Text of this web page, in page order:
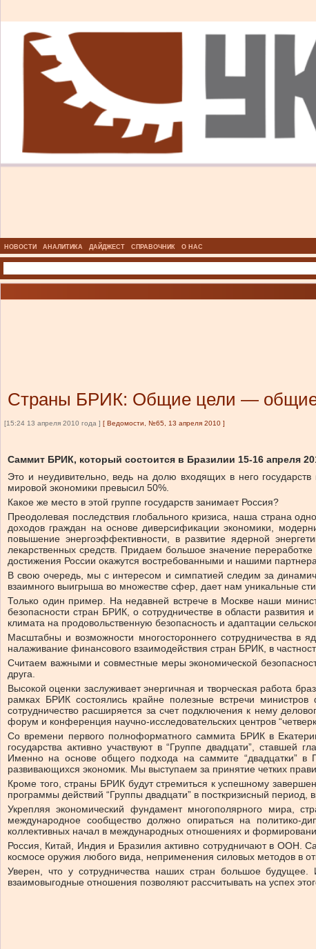
НОВОСТИ АНАЛИТИКА ДАЙДЖЕСТ СПРАВОЧНИК О НАС
Страны БРИК: Общие цели — общие
[15:24 13 апреля 2010 года ] [ Ведомости, №65, 13 апреля 2010 ]
Саммит БРИК, который состоится в Бразилии 15-16 апреля
Это и неудивительно, ведь на долю входящих в него
мировой экономики превысил 50%.
Какое же место в этой группе государств занимает Россия?
Преодолевая последствия глобального кризиса, наша страна
доходов граждан на основе диверсификации экономики,
повышение энергоэффективности, в развитие ядерной
лекарственных средств. Придаем большое значение
достижения России окажутся востребованными и нашими
В свою очередь, мы с интересом и симпатией следим за
взаимного выигрыша во множестве сфер, дает нам уникальные
Только один пример. На недавней встрече в Москве наши
безопасности стран БРИК, о сотрудничестве в области развития
климата на продовольственную безопасность и адаптации
Масштабны и возможности многостороннего сотрудничества в
налаживание финансового взаимодействия стран БРИК, в
Считаем важными и совместные меры экономической
друга.
Высокой оценки заслуживает энергичная и творческая работа
рамках БРИК состоялись крайне полезные встречи
сотрудничество расширяется за счет подключения к нему
форум и конференция научно-исследовательских центров
Со времени первого полноформатного саммита БРИК в
государства активно участвуют в “Группе двадцати”,
Именно на основе общего подхода на саммите “двадцатки”
развивающихся экономик. Мы выступаем за принятие четких
Кроме того, страны БРИК будут стремиться к успешному
программы действий “Группы двадцати” в посткризисный период,
Укрепляя экономический фундамент многополярного мира,
международное сообщество должно опираться на политико-
коллективных начал в международных отношениях и
Россия, Китай, Индия и Бразилия активно сотрудничают в ООН.
космосе оружия любого вида, неприменения силовых методов в
Уверен, что у сотрудничества наших стран большое
взаимовыгодные отношения позволяют рассчитывать на успех